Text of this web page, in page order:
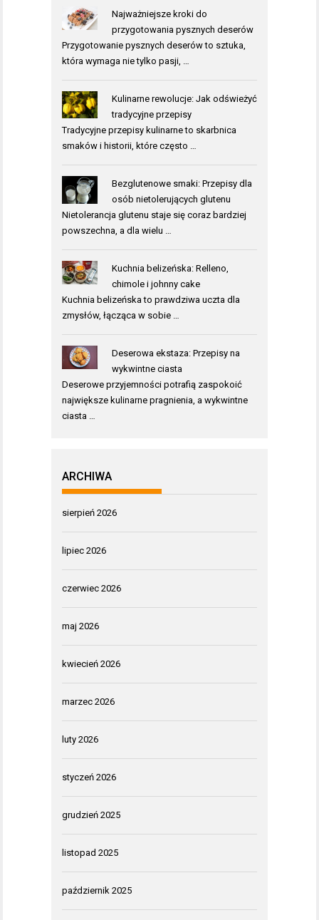
Najważniejsze kroki do
przygotowania pysznych deserów
Przygotowanie pysznych deserów to sztuka,
która wymaga nie tylko pasji, …
Kulinarne rewolucje: Jak odświeżyć
tradycyjne przepisy
Tradycyjne przepisy kulinarne to skarbnica
smaków i historii, które często …
Bezglutenowe smaki: Przepisy dla
osób nietolerujących glutenu
Nietolerancja glutenu staje się coraz bardziej
powszechna, a dla wielu …
Kuchnia belizeńska: Relleno,
chimole i johnny cake
Kuchnia belizeńska to prawdziwa uczta dla
zmysłów, łącząca w sobie …
Deserowa ekstaza: Przepisy na
wykwintne ciasta
Deserowe przyjemności potrafią zaspokoić
największe kulinarne pragnienia, a wykwintne
ciasta …
ARCHIWA
sierpień 2026
lipiec 2026
czerwiec 2026
maj 2026
kwiecień 2026
marzec 2026
luty 2026
styczeń 2026
grudzień 2025
listopad 2025
październik 2025